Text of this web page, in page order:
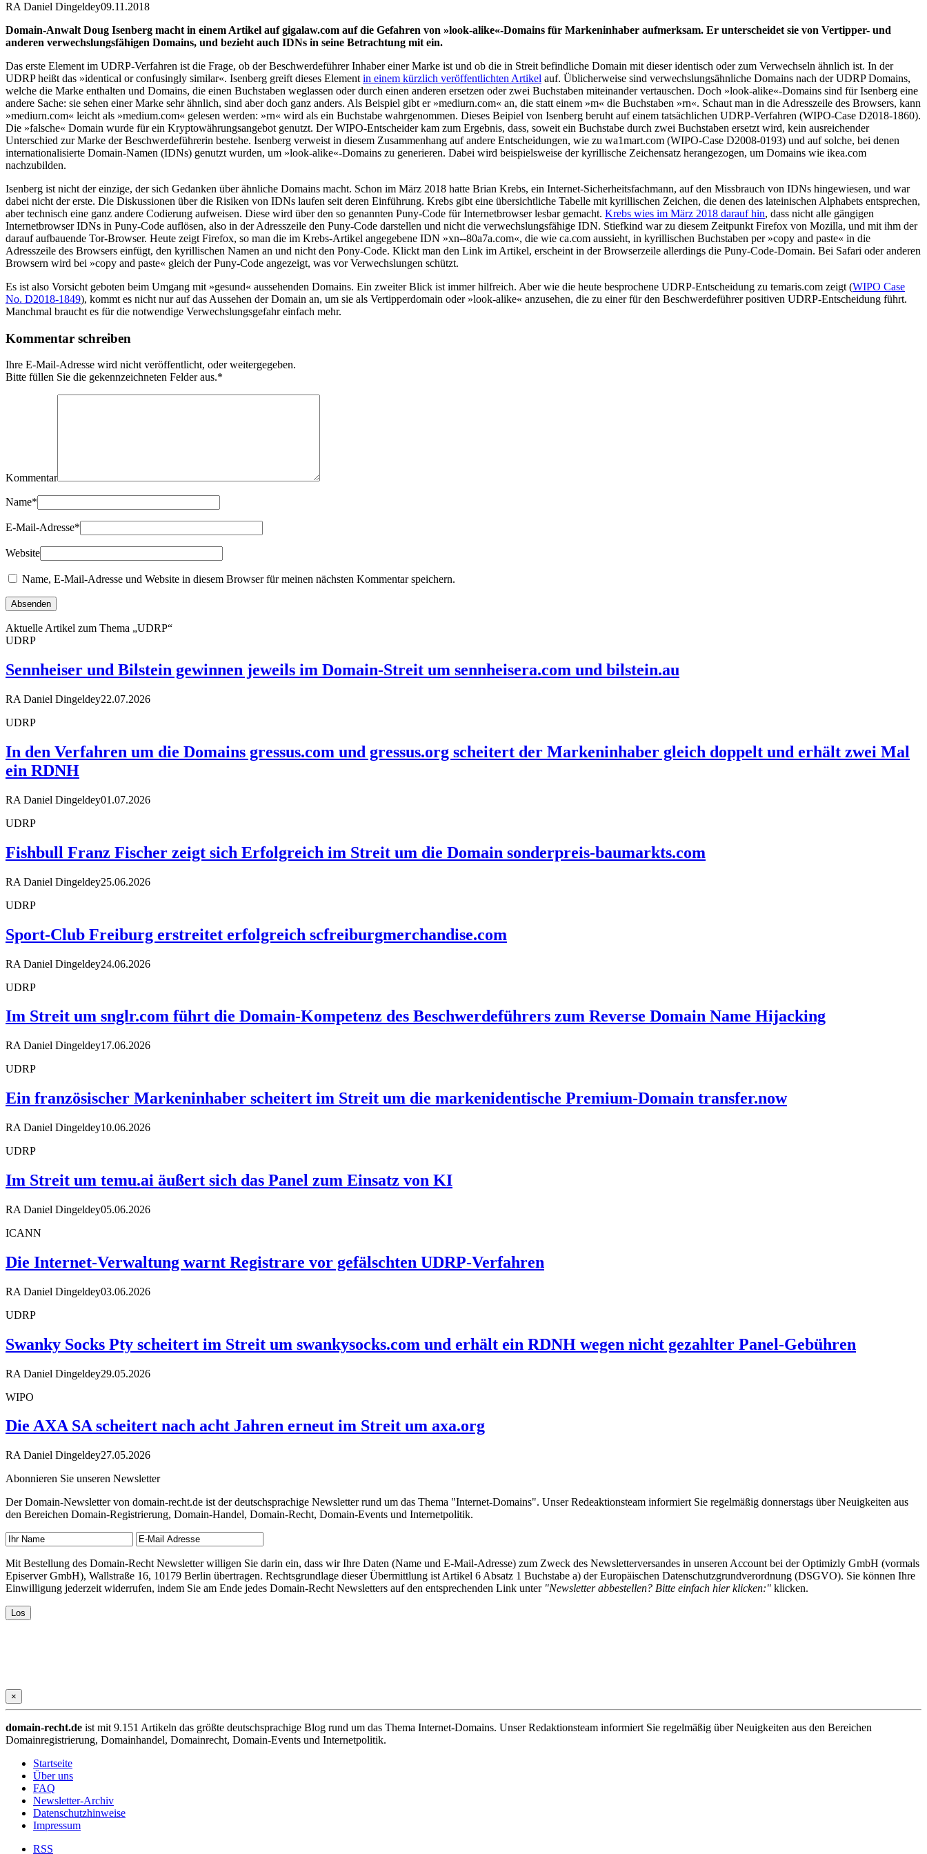
RA Daniel Dingeldey09.11.2018
Domain-Anwalt Doug Isenberg macht in einem Artikel auf gigalaw.com auf die Gefahren von »look-alike«-Domains für Markeninhaber aufmerksam. Er unterscheidet sie von Vertipper- und
anderen verwechslungsfähigen Domains, und bezieht auch IDNs in seine Betrachtung mit ein.
Das erste Element im UDRP-Verfahren ist die Frage, ob der Beschwerdeführer Inhaber einer Marke ist und ob die in Streit befindliche Domain mit dieser identisch oder zum Verwechseln ähnlich ist. In der
UDRP heißt das »identical or confusingly similar«. Isenberg greift dieses Element in einem kürzlich veröffentlichten Artikel auf. Üblicherweise sind verwechslungsähnliche Domains nach der UDRP Domains,
welche die Marke enthalten und Domains, die einen Buchstaben weglassen oder durch einen anderen ersetzen oder zwei Buchstaben miteinander vertauschen. Doch »look-alike«-Domains sind für Isenberg eine
andere Sache: sie sehen einer Marke sehr ähnlich, sind aber doch ganz anders. Als Beispiel gibt er »mediurn.com« an, die statt einem »m« die Buchstaben »rn«. Schaut man in die Adresszeile des Browsers, kann
»mediurn.com« leicht als »medium.com« gelesen werden: »rn« wird als ein Buchstabe wahrgenommen. Dieses Beipiel von Isenberg beruht auf einem tatsächlichen UDRP-Verfahren (WIPO-Case D2018-1860).
Die »falsche« Domain wurde für ein Kryptowährungsangebot genutzt. Der WIPO-Entscheider kam zum Ergebnis, dass, soweit ein Buchstabe durch zwei Buchstaben ersetzt wird, kein ausreichender
Unterschied zur Marke der Beschwerdeführerin bestehe. Isenberg verweist in diesem Zusammenhang auf andere Entscheidungen, wie zu wa1mart.com (WIPO-Case D2008-0193) und auf solche, bei denen
internationalisierte Domain-Namen (IDNs) genutzt wurden, um »look-alike«-Domains zu generieren. Dabei wird beispielsweise der kyrillische Zeichensatz herangezogen, um Domains wie ikea.com
nachzubilden.
Isenberg ist nicht der einzige, der sich Gedanken über ähnliche Domains macht. Schon im März 2018 hatte Brian Krebs, ein Internet-Sicherheitsfachmann, auf den Missbrauch von IDNs hingewiesen, und war
dabei nicht der erste. Die Diskussionen über die Risiken von IDNs laufen seit deren Einführung. Krebs gibt eine übersichtliche Tabelle mit kyrillischen Zeichen, die denen des lateinischen Alphabets entsprechen,
aber technisch eine ganz andere Codierung aufweisen. Diese wird über den so genannten Puny-Code für Internetbrowser lesbar gemacht. Krebs wies im März 2018 darauf hin, dass nicht alle gängigen
Internetbrowser IDNs in Puny-Code auflösen, also in der Adresszeile den Puny-Code darstellen und nicht die verwechslungsfähige IDN. Stiefkind war zu diesem Zeitpunkt Firefox von Mozilla, und mit ihm der
darauf aufbauende Tor-Browser. Heute zeigt Firefox, so man die im Krebs-Artikel angegebene IDN »xn--80a7a.com«, die wie ca.com aussieht, in kyrillischen Buchstaben per »copy and paste« in die
Adresszeile des Browsers einfügt, den kyrillischen Namen an und nicht den Pony-Code. Klickt man den Link im Artikel, erscheint in der Browserzeile allerdings die Puny-Code-Domain. Bei Safari oder anderen
Browsern wird bei »copy and paste« gleich der Puny-Code angezeigt, was vor Verwechslungen schützt.
Es ist also Vorsicht geboten beim Umgang mit »gesund« aussehenden Domains. Ein zweiter Blick ist immer hilfreich. Aber wie die heute besprochene UDRP-Entscheidung zu temaris.com zeigt (WIPO Case
No. D2018-1849), kommt es nicht nur auf das Aussehen der Domain an, um sie als Vertipperdomain oder »look-alike« anzusehen, die zu einer für den Beschwerdeführer positiven UDRP-Entscheidung führt.
Manchmal braucht es für die notwendige Verwechslungsgefahr einfach mehr.
Kommentar schreiben
Ihre E-Mail-Adresse wird nicht veröffentlicht, oder weitergegeben.
Bitte füllen Sie die gekennzeichneten Felder aus.*
Kommentar
Name*
E-Mail-Adresse*
Website
Name, E-Mail-Adresse und Website in diesem Browser für meinen nächsten Kommentar speichern.
Aktuelle Artikel zum Thema „UDRP“
UDRP
Sennheiser und Bilstein gewinnen jeweils im Domain-Streit um sennheisera.com und bilstein.au
RA Daniel Dingeldey22.07.2026
UDRP
In den Verfahren um die Domains gressus.com und gressus.org scheitert der Markeninhaber gleich doppelt und erhält zwei Mal
ein RDNH
RA Daniel Dingeldey01.07.2026
UDRP
Fishbull Franz Fischer zeigt sich Erfolgreich im Streit um die Domain sonderpreis-baumarkts.com
RA Daniel Dingeldey25.06.2026
UDRP
Sport-Club Freiburg erstreitet erfolgreich scfreiburgmerchandise.com
RA Daniel Dingeldey24.06.2026
UDRP
Im Streit um snglr.com führt die Domain-Kompetenz des Beschwerdeführers zum Reverse Domain Name Hijacking
RA Daniel Dingeldey17.06.2026
UDRP
Ein französischer Markeninhaber scheitert im Streit um die markenidentische Premium-Domain transfer.now
RA Daniel Dingeldey10.06.2026
UDRP
Im Streit um temu.ai äußert sich das Panel zum Einsatz von KI
RA Daniel Dingeldey05.06.2026
ICANN
Die Internet-Verwaltung warnt Registrare vor gefälschten UDRP-Verfahren
RA Daniel Dingeldey03.06.2026
UDRP
Swanky Socks Pty scheitert im Streit um swankysocks.com und erhält ein RDNH wegen nicht gezahlter Panel-Gebühren
RA Daniel Dingeldey29.05.2026
WIPO
Die AXA SA scheitert nach acht Jahren erneut im Streit um axa.org
RA Daniel Dingeldey27.05.2026
Abonnieren Sie unseren Newsletter
Der Domain-Newsletter von domain-recht.de ist der deutschsprachige Newsletter rund um das Thema "Internet-Domains". Unser Redeaktionsteam informiert Sie regelmäßig donnerstags über Neuigkeiten aus
den Bereichen Domain-Registrierung, Domain-Handel, Domain-Recht, Domain-Events und Internetpolitik.
Mit Bestellung des Domain-Recht Newsletter willigen Sie darin ein, dass wir Ihre Daten (Name und E-Mail-Adresse) zum Zweck des Newsletterversandes in unseren Account bei der Optimizly GmbH (vormals
Episerver GmbH), Wallstraße 16, 10179 Berlin übertragen. Rechtsgrundlage dieser Übermittlung ist Artikel 6 Absatz 1 Buchstabe a) der Europäischen Datenschutzgrundverordnung (DSGVO). Sie können Ihre
Einwilligung jederzeit widerrufen, indem Sie am Ende jedes Domain-Recht Newsletters auf den entsprechenden Link unter "Newsletter abbestellen? Bitte einfach hier klicken:" klicken.
×
domain-recht.de ist mit 9.151 Artikeln das größte deutschsprachige Blog rund um das Thema Internet-Domains. Unser Redaktionsteam informiert Sie regelmäßig über Neuigkeiten aus den Bereichen
Domainregistrierung, Domainhandel, Domainrecht, Domain-Events und Internetpolitik.
Startseite
Über uns
FAQ
Newsletter-Archiv
Datenschutzhinweise
Impressum
RSS